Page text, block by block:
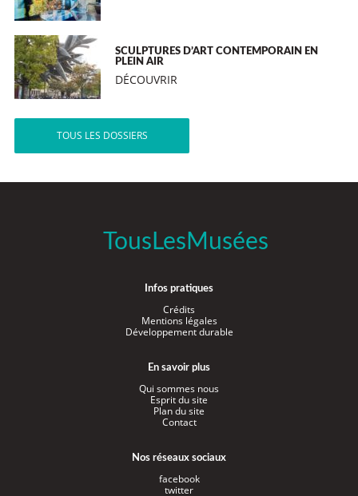
SCULPTURES D’ART CONTEMPORAIN EN
PLEIN AIR
DÉCOUVRIR
TOUS LES DOSSIERS
TousLesMusées
Infos pratiques
Crédits
Mentions légales
Développement durable
En savoir plus
Qui sommes nous
Esprit du site
Plan du site
Contact
Nos réseaux sociaux
facebook
twitter